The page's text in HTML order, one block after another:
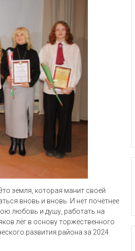
земля, которая манит своей
вновь и вновь. И нет почётнее
любовь и душу, работать на
лёг в основу торжественного
развития района за 2024